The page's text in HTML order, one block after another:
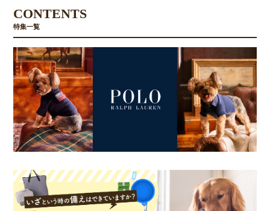
CONTENTS
特集一覧